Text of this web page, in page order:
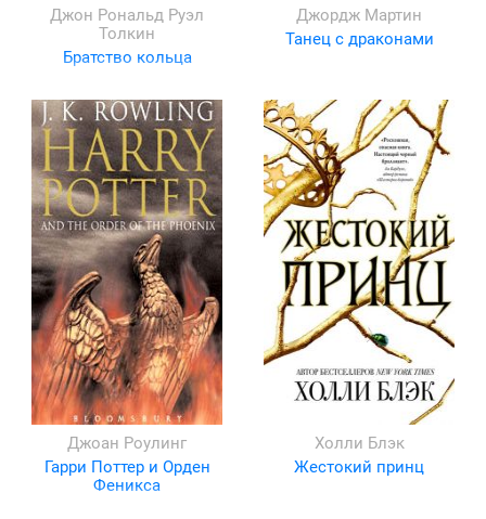
Джон Рональд Руэл
Толкин
Братство кольца
Джордж Мартин
Танец с драконами
Джоан Роулинг
Гарри Поттер и Орден
Феникса
Холли Блэк
Жестокий принц